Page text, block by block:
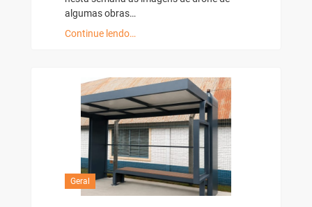
algumas obras…
Continue lendo…
Geral